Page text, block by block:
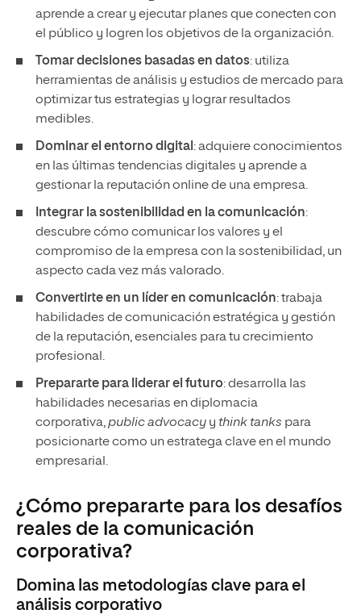
aprende a crear y ejecutar planes que conecten con
el público y logren los objetivos de la organización.
Tomar decisiones basadas en datos: utiliza
herramientas de análisis y estudios de mercado para
optimizar tus estrategias y lograr resultados
medibles.
Dominar el entorno digital : adquiere conocimientos
en las últimas tendencias digitales y aprende a
gestionar la reputación online de una empresa.
Integrar la sostenibilidad en la comunicación:
descubre cómo comunicar los valores y el
compromiso de la empresa con la sostenibilidad, un
aspecto cada vez más valorado.
Convertirte en un líder en comunicación: trabaja
habilidades de comunicación estratégica y gestión
de la reputación, esenciales para tu crecimiento
profesional.
Prepararte para liderar el futuro: desarrolla las
habilidades necesarias en diplomacia
corporativa,public advocacy y think tanks para
posicionarte como un estratega clave en el mundo
empresarial.
¿Cómo prepararte para los desafíos
reales de la comunicación
corporativa?
Domina las metodologías clave para el
análisis corporativo